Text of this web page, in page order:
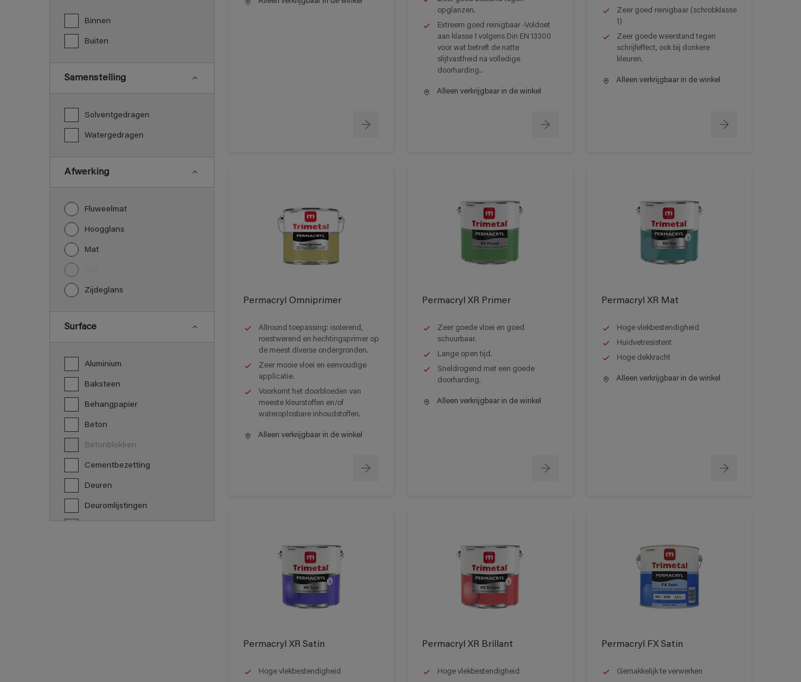
Binnen
Buiten
Samenstelling
Solventgedragen
Watergedragen
Afwerking
Fluweelmat
Hoogglans
Mat
Zijdeglans
Surface
Aluminium
Baksteen
Behangpapier
Beton
Betonblokken
Cementbezetting
Deuren
Deuromlijstingen
opglanzen.
Extreem goed reinigbaar -Voldoet
aan klasse 1 volgens Din EN 13300
voor wat betreft de natte
slijtvastheid na volledige
doorharding..
Alleen verkrijgbaar in de winkel
Zeer goed reinigbaar (schrobklasse
1)
Zeer goede weerstand tegen
schrijfeffect, ook bij donkere
kleuren.
Alleen verkrijgbaar in de winkel
Permacryl Omniprimer
Allround toepassing: isolerend,
roestwerend en hechtingsprimer op
de meest diverse ondergronden.
Zeer mooie vloei en eenvoudige
applicatie.
Voorkomt het doorbloeden van
meeste kleurstoffen en/of
wateroplosbare inhoudstoffen.
Alleen verkrijgbaar in de winkel
Permacryl XR Primer
Zeer goede vloei en goed
schuurbaar.
Lange open tijd.
Sneldrogend met een goede
doorharding.
Alleen verkrijgbaar in de winkel
Permacryl XR Mat
Hoge vlekbestendigheid
Huidvetresistent
Hoge dekkracht
Alleen verkrijgbaar in de winkel
Permacryl XR Satin
Hoge vlekbestendigheid
Permacryl XR Brillant
Hoge vlekbestendigheid
Permacryl FX Satin
Gemakkelijk te verwerken